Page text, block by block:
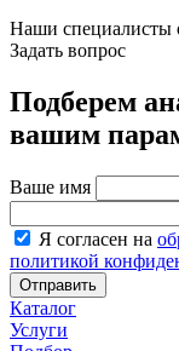
Наши специалисты
Задать вопрос
Подберем
вашим
Ваше имя
Я согласен на
политикой
Отправить
Каталог
Услуги